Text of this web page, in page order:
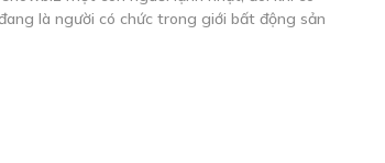
là người có chức trong giới bất động sản